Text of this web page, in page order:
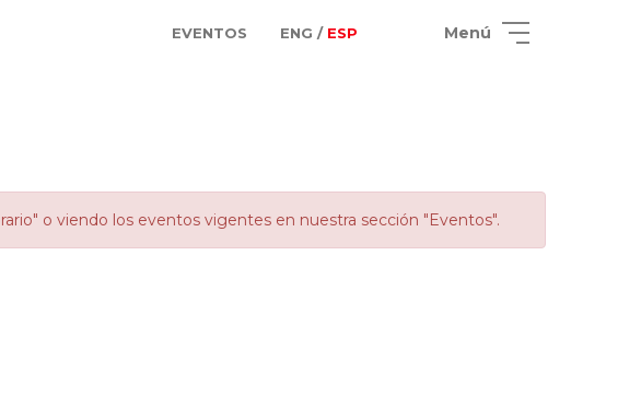
EVENTOS ENG / ESP Menú
o viendo los eventos vigentes en nuestra sección "Eventos".